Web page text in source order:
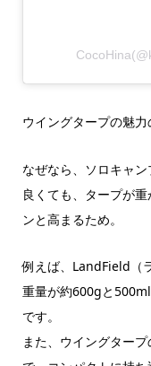
ウイングタープの魅力
なぜなら、ソロキャ
良くても、タープが
ンと高まるため。
例えば、LandField（
重量が約600gと
です。
また、ウイングター